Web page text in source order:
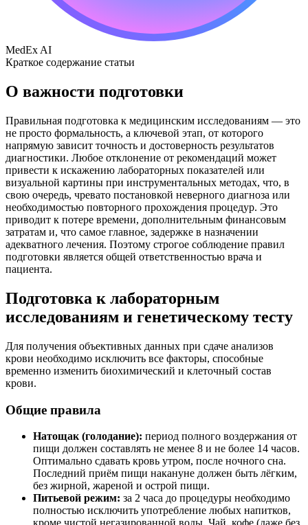
MedEx AI
Краткое содержание статьи
О важности подготовки
Правильная подготовка к медицинским исследованиям — это
не просто формальность, а ключевой этап, от которого
напрямую зависит точность и достоверность результатов
диагностики. Любое отклонение от рекомендаций может
привести к искажению лабораторных показателей или
визуальной картины при инструментальных методах, что, в
свою очередь, чревато постановкой неверного диагноза или
необходимостью повторного прохождения процедур. Это
приводит к потере времени, дополнительным финансовым
затратам и, что самое главное, задержке в назначении
адекватного лечения. Поэтому строгое соблюдение правил
подготовки является общей ответственностью врача и
пациента.
Подготовка к лабораторным
исследованиям и генетическому тесту
Для получения объективных данных при сдаче анализов
крови необходимо исключить все факторы, способные
временно изменить биохимический и клеточный состав
крови.
Общие правила
Натощак (голодание): период полного воздержания от
пищи должен составлять не менее 8 и не более 14 часов.
Оптимально сдавать кровь утром, после ночного сна.
Последний приём пищи накануне должен быть лёгким,
без жирной, жареной и острой пищи.
Питьевой режим: за 2 часа до процедуры необходимо
полностью исключить употребление любых напитков,